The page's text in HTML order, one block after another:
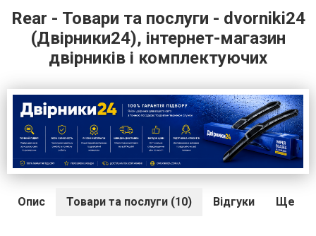
Rear - Товари та послуги - dvorniki24
(Двірники24), інтернет-магазин
двірників і комплектуючих
Опис Товари та послуги (10) Відгуки Ще